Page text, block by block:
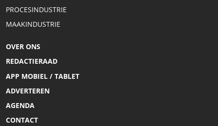
PROCESINDUSTRIE
MAAKINDUSTRIE
OVER ONS
REDACTIERAAD
APP MOBIEL / TABLET
ADVERTEREN
AGENDA
CONTACT